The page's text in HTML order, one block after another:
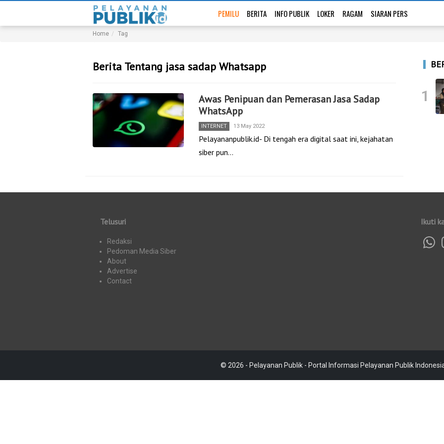
PEMILU BERITA INFO PUBLIK LOKER RAGAM SIARAN PERS
Home Tag
Berita Tentang jasa sadap Whatsapp
Awas Penipuan dan Pemerasan Jasa Sadap
WhatsApp
INTERNET 13 May 2022
Pelayananpublik.id- Di tengah era digital saat ini, kejahatan
siber pun…
1
Telusuri
Redaksi
Pedoman Media Siber
About
Advertise
Contact
Ikuti
© 2026 - Pelayanan Publik - Portal Informasi Pelayanan Publik